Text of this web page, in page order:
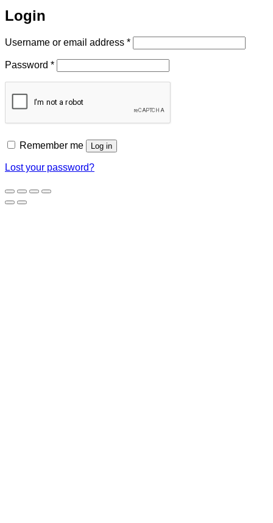
Login
Username or email address *Required
Password *Required
Remember me Log in
Lost your password?